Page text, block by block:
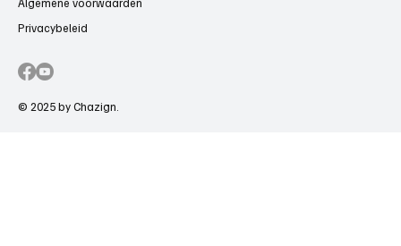
Algemene voorwaarden
Privacybeleid
© 2025 by Chazign.